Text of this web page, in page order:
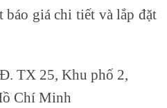
báo giá chi tiết và lắp đặt
TX 25, Khu phố 2,
Chí Minh